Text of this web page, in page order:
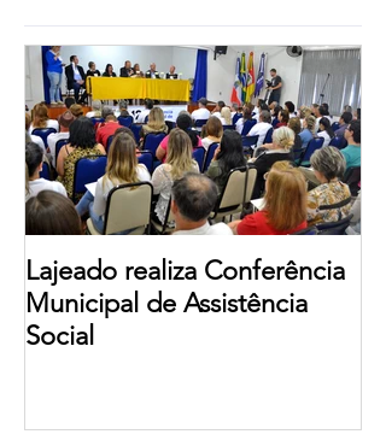
Lajeado realiza Conferência
Municipal de Assistência
Social